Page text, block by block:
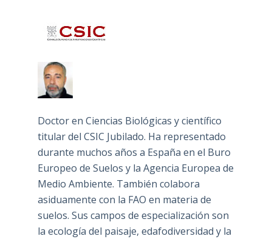
Doctor en Ciencias Biológicas y científico
titular del CSIC Jubilado. Ha representado
durante muchos años a España en el Buro
Europeo de Suelos y la Agencia Europea de
Medio Ambiente. También colabora
asiduamente con la FAO en materia de
suelos. Sus campos de especialización son
la ecología del paisaje, edafodiversidad y la